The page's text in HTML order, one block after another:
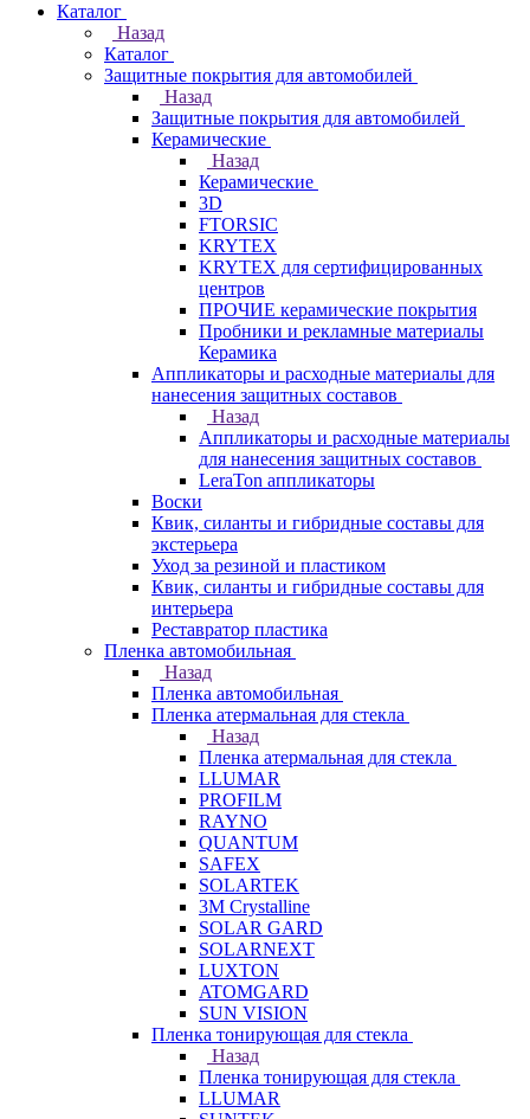
Каталог
Назад
Каталог
Защитные покрытия для автомобилей
Назад
Защитные покрытия для автомобилей
Керамические
Назад
Керамические
3D
FTORSIC
KRYTEX
KRYTEX для сертифицированных
центров
ПРОЧИЕ керамические покрытия
Пробники и рекламные материалы
Керамика
Аппликаторы и расходные материалы для
нанесения защитных составов
Назад
Аппликаторы и расходные материалы
для нанесения защитных составов
LeraTon аппликаторы
Воски
Квик, силанты и гибридные составы для
экстерьера
Уход за резиной и пластиком
Квик, силанты и гибридные составы для
интерьера
Реставратор пластика
Пленка автомобильная
Назад
Пленка автомобильная
Пленка атермальная для стекла
Назад
Пленка атермальная для стекла
LLUMAR
PROFILM
RAYNO
QUANTUM
SAFEX
SOLARTEK
3M Crystalline
SOLAR GARD
SOLARNEXT
LUXTON
ATOMGARD
SUN VISION
Пленка тонирующая для стекла
Назад
Пленка тонирующая для стекла
LLUMAR